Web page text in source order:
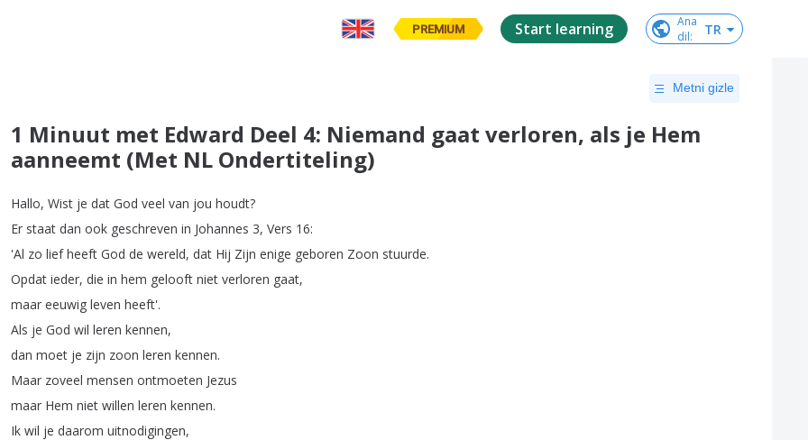
PREMIUM Start learning
Ana
dil: TR
Metni gizle
1 Minuut met Edward Deel 4: Niemand gaat verloren, als je Hem
aanneemt (Met NL Ondertiteling)
Hallo, Wist je dat God veel van jou houdt?
Er staat dan ook geschreven in Johannes 3, Vers 16:
'Al zo lief heeft God de wereld, dat Hij Zijn enige geboren Zoon stuurde.
Opdat ieder, die in hem gelooft niet verloren gaat,
maar eeuwig leven heeft'.
Als je God wil leren kennen,
dan moet je zijn zoon leren kennen.
Maar zoveel mensen ontmoeten Jezus
maar Hem niet willen leren kennen.
Ik wil je daarom uitnodigingen,